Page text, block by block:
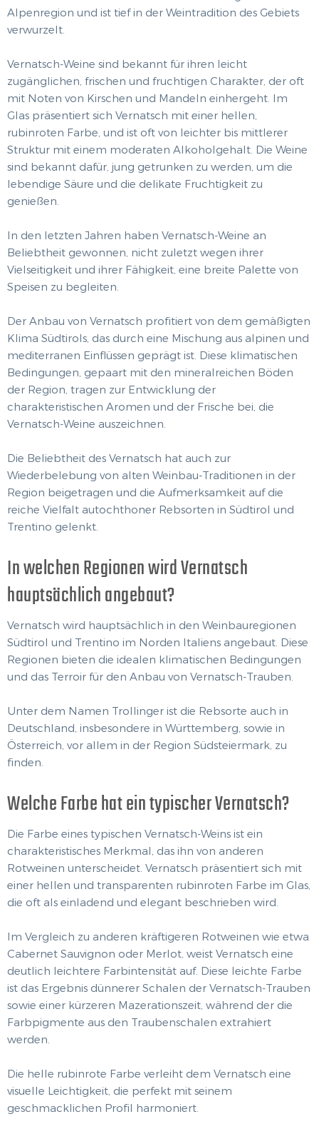
Alpenregion und ist tief in der Weintradition des Gebiets
verwurzelt.
Vernatsch-Weine sind bekannt für ihren leicht
zugänglichen, frischen und fruchtigen Charakter, der oft
mit Noten von Kirschen und Mandeln einhergeht. Im
Glas präsentiert sich Vernatsch mit einer hellen,
rubinroten Farbe, und ist oft von leichter bis mittlerer
Struktur mit einem moderaten Alkoholgehalt. Die Weine
sind bekannt dafür, jung getrunken zu werden, um die
lebendige Säure und die delikate Fruchtigkeit zu
genießen.
In den letzten Jahren haben Vernatsch-Weine an
Beliebtheit gewonnen, nicht zuletzt wegen ihrer
Vielseitigkeit und ihrer Fähigkeit, eine breite Palette von
Speisen zu begleiten.
Der Anbau von Vernatsch profitiert von dem gemäßigten
Klima Südtirols, das durch eine Mischung aus alpinen und
mediterranen Einflüssen geprägt ist. Diese klimatischen
Bedingungen, gepaart mit den mineralreichen Böden
der Region, tragen zur Entwicklung der
charakteristischen Aromen und der Frische bei, die
Vernatsch-Weine auszeichnen.
Die Beliebtheit des Vernatsch hat auch zur
Wiederbelebung von alten Weinbau-Traditionen in der
Region beigetragen und die Aufmerksamkeit auf die
reiche Vielfalt autochthoner Rebsorten in Südtirol und
Trentino gelenkt.
In welchen Regionen wird Vernatsch
hauptsächlich angebaut?
Vernatsch wird hauptsächlich in den Weinbauregionen
Südtirol und Trentino im Norden Italiens angebaut. Diese
Regionen bieten die idealen klimatischen Bedingungen
und das Terroir für den Anbau von Vernatsch-Trauben.
Unter dem Namen Trollinger ist die Rebsorte auch in
Deutschland, insbesondere in Württemberg, sowie in
Österreich, vor allem in der Region Südsteiermark, zu
finden.
Welche Farbe hat ein typischer Vernatsch?
Die Farbe eines typischen Vernatsch-Weins ist ein
charakteristisches Merkmal, das ihn von anderen
Rotweinen unterscheidet. Vernatsch präsentiert sich mit
einer hellen und transparenten rubinroten Farbe im Glas,
die oft als einladend und elegant beschrieben wird.
Im Vergleich zu anderen kräftigeren Rotweinen wie etwa
Cabernet Sauvignon oder Merlot, weist Vernatsch eine
deutlich leichtere Farbintensität auf. Diese leichte Farbe
ist das Ergebnis dünnerer Schalen der Vernatsch-Trauben
sowie einer kürzeren Mazerationszeit, während der die
Farbpigmente aus den Traubenschalen extrahiert
werden.
Die helle rubinrote Farbe verleiht dem Vernatsch eine
visuelle Leichtigkeit, die perfekt mit seinem
geschmacklichen Profil harmoniert.